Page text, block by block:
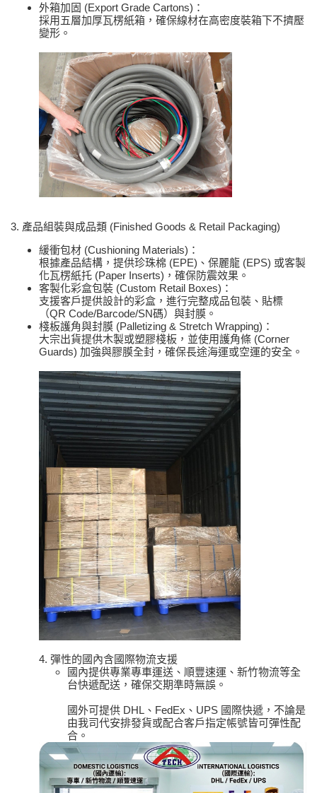
外箱加固 (Export Grade Cartons)：
採用五層加厚瓦楞紙箱，確保線材在高密度裝箱下不擠壓
變形。
3. 產品組裝與成品類 (Finished Goods & Retail Packaging)
緩衝包材 (Cushioning Materials)：
根據產品結構，提供珍珠棉 (EPE)、保麗龍 (EPS) 或客製
化瓦楞紙托 (Paper Inserts)，確保防震效果。
客製化彩盒包裝 (Custom Retail Boxes)：
支援客戶提供設計的彩盒，進行完整成品包裝、貼標
（QR Code/Barcode/SN碼）與封膜。
棧板護角與封膜 (Palletizing & Stretch Wrapping)：
大宗出貨提供木製或塑膠棧板，並使用護角條 (Corner
Guards) 加強與膠膜全封，確保長途海運或空運的安全。
4. 彈性的國內含國際物流支援
國內提供專業專車運送、順豐速運、新竹物流等全
台快遞配送，確保交期準時無誤。
國外可提供 DHL、FedEx、UPS 國際快遞，不論是
由我司代安排發貨或配合客戶指定帳號皆可彈性配
合。